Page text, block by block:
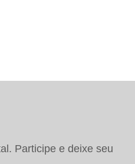
Participe e deixe seu